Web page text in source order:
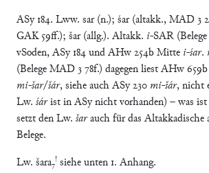
ASy 184. Lww. sar (n.); śar (altakk., MAD 3
GAK 59ff.); šar (allg.). Altakk. i-SAR
vSoden, ASy 184 und AHw 254b Mitte i-śar.
(Belege MAD 3 78f.) dagegen liest AHw
mi-šar/šár, siehe auch ASy 230 mi-šár, nicht
Lw. śárist in ASy nicht vorhanden) – was ist
setzt den Lw. šarauch für das Altakkadische
Belege.
Lw. šara₇! siehe unten 1. Anhang.